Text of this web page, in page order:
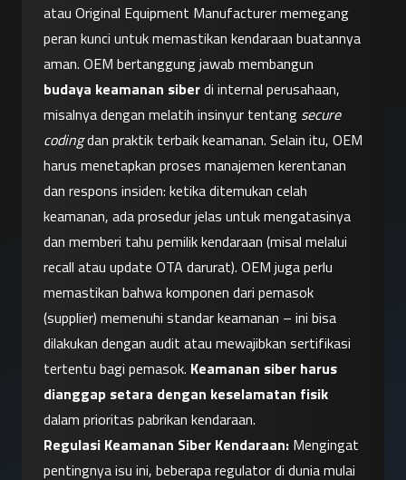
atau Original Equipment Manufacturer memegang
peran kunci untuk memastikan kendaraan buatannya
budaya keamanan siber di internal perusahaan,
misalnya dengan melatih insinyur tentang secure
coding dan praktik terbaik keamanan. Selain itu, OEM
harus menetapkan proses manajemen kerentanan
dan respons insiden: ketika ditemukan celah
keamanan, ada prosedur jelas untuk mengatasinya
dan memberi tahu pemilik kendaraan (misal melalui
recall atau update OTA darurat). OEM juga perlu
memastikan bahwa komponen dari pemasok
(supplier) memenuhi standar keamanan – ini bisa
dilakukan dengan audit atau mewajibkan sertifikasi
tertentu bagi pemasok. Keamanan siber harus
dianggap setara dengan keselamatan fisik
dalam prioritas pabrikan kendaraan.
Regulasi Keamanan Siber Kendaraan: Mengingat
pentingnya isu ini, beberapa regulator di dunia mulai